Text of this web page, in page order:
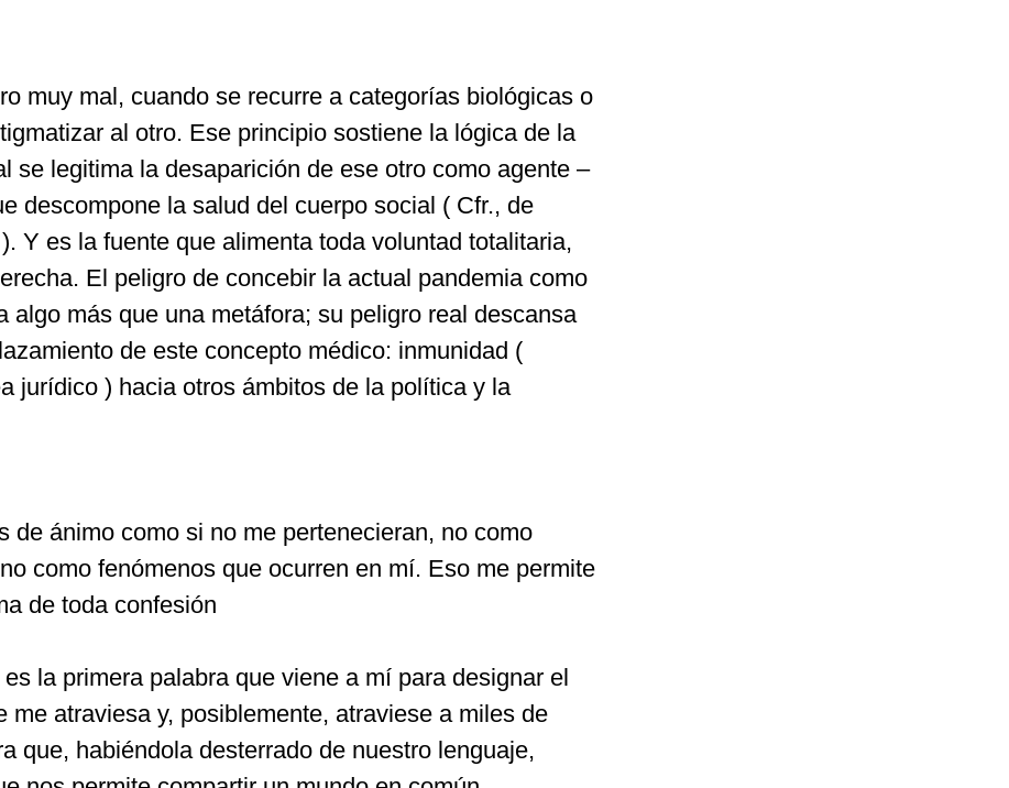
muy mal, cuando se recurre a categorías biológicas o
al otro. Ese principio sostiene la lógica de la
se legitima la desaparición de ese otro como agente –
descompone la salud del cuerpo social ( Cfr., de
Y es la fuente que alimenta toda voluntad totalitaria,
El peligro de concebir la actual pandemia como
algo más que una metáfora; su peligro real descansa
de este concepto médico: inmunidad (
jurídico ) hacia otros ámbitos de la política y la
de ánimo como si no me pertenecieran, no como
como fenómenos que ocurren en mí. Eso me permite
de toda confesión
la primera palabra que viene a mí para designar el
me atraviesa y, posiblemente, atraviese a miles de
que, habiéndola desterrado de nuestro lenguaje,